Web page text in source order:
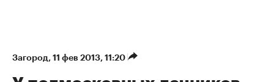
Загород⁠, 11 фев 2013, 11:20